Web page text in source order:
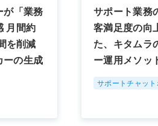
が「業務
月間約
を削減
ーの生成
サポート業務
客満足度の向
た、キタムラ
ー運用メソッ
サポートチャット